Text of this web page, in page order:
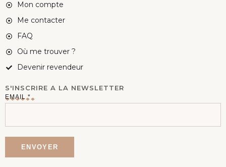
Mon compte
Me contacter
FAQ
Où me trouver ?
Devenir revendeur
S'INSCRIRE A LA NEWSLETTER
E
EMAIL*
ENVOYER